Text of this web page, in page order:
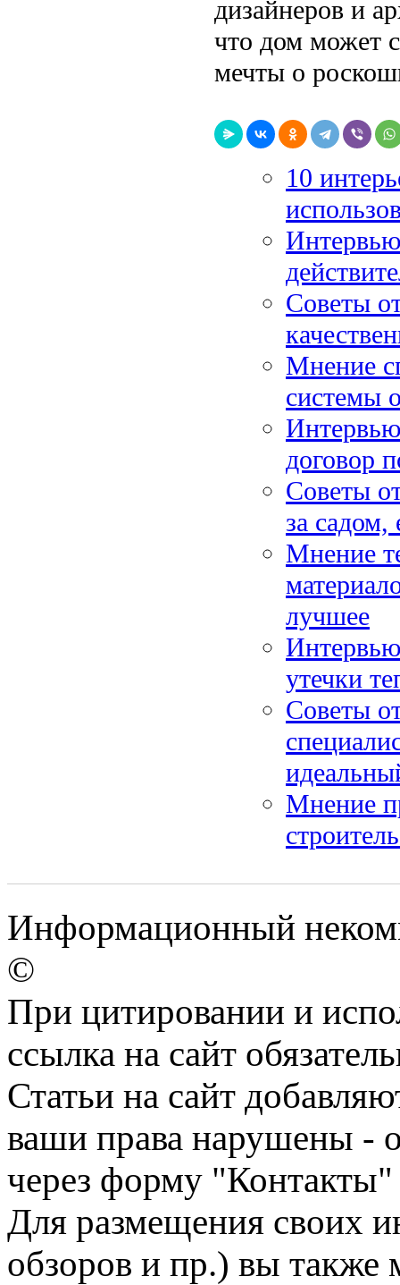
дизайнеров и
что дом может
мечты о
10
Советы
Мнение
системы
договор
Советы
за садом,
Мнение
лучшее
утечки
Советы
Мнение
Информационный
©
При цитировании и
ссылка на сайт
Статьи на сайт
ваши права нарушены -
через форму "Контакты"
Для размещения своих
обзоров и пр.) вы также